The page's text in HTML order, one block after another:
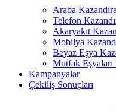
Araba
Telefon
Akaryakıt
Mobilya
Beyaz Eşya
Mutfak Eşyaları
Kampanyalar
Çekiliş Sonuçları